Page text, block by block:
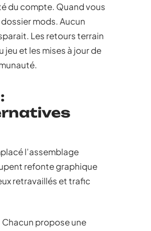
du compte. Quand vous
mods. Aucun
Les retours terrain
et les mises à jour de
l’assemblage
refonte graphique
retravaillés et trafic
propose une